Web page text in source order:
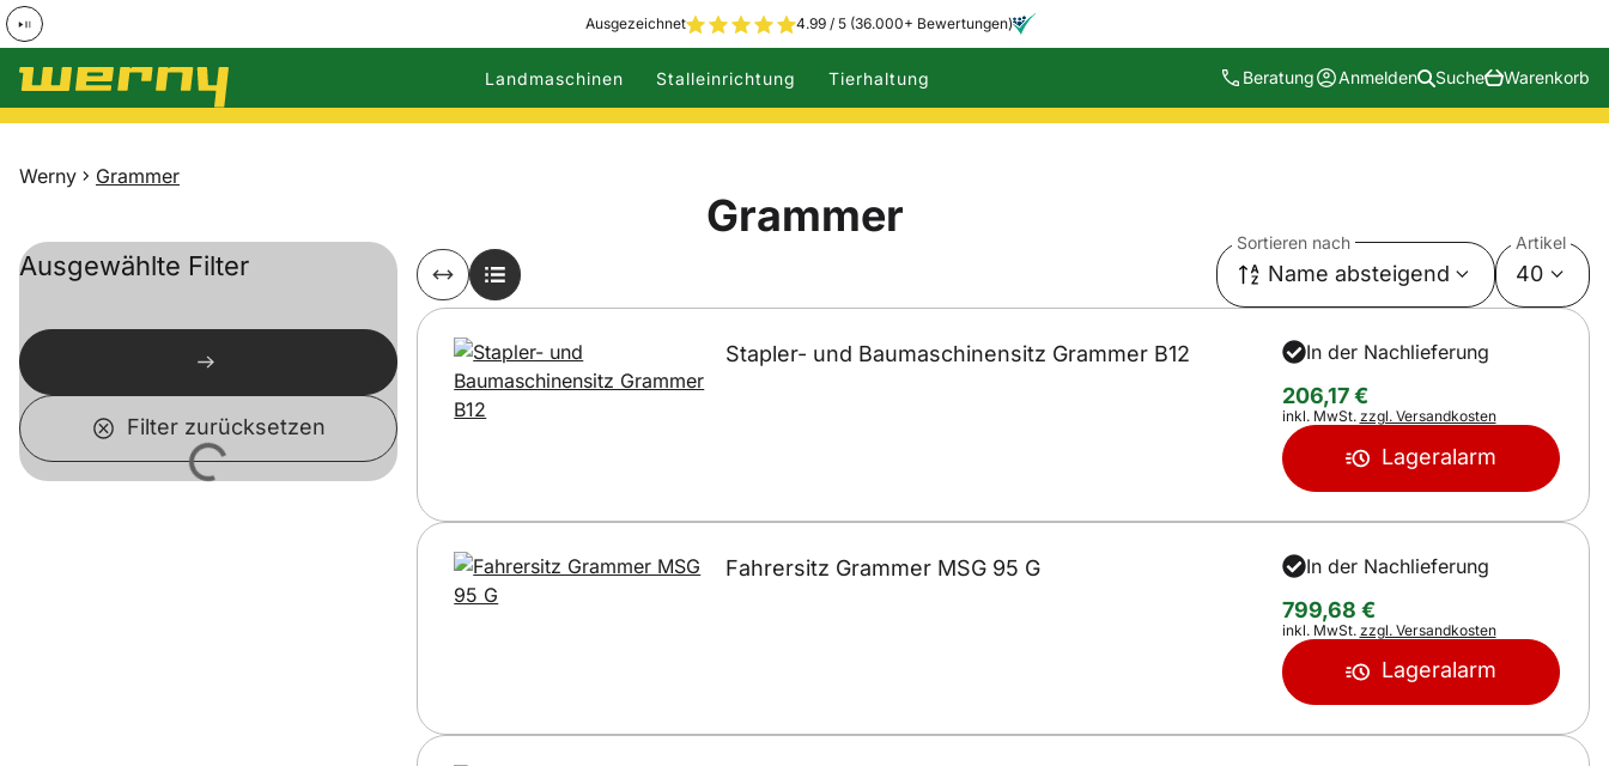
Ausgezeichnet 4.99 / 5 (36.000+ Bewertungen)
Zum Hauptinhalt springen
Landmaschinen Stalleinrichtung Tierhaltung Beratung Anmelden Suche Warenkorb
Werny Grammer
Grammer
Lädt
Ausgewählte Filter
Filter zurücksetzen
Sortieren nach
Name absteigend
Artikel
40
Stapler- und Baumaschinensitz Grammer B12 In der Nachlieferung
206,17€
Steuerhinweis:
inkl. MwSt. zzgl. Versandkosten
Lageralarm
Fahrersitz Grammer MSG 95 G In der Nachlieferung
799,68 €
Steuerhinweis:
inkl. MwSt. zzgl. Versandkosten
Lageralarm